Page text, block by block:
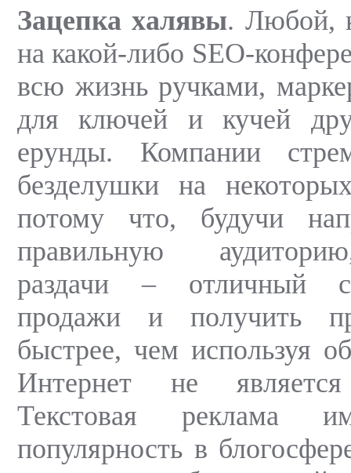
Зацепка халявы. Любой,
на какой-либо SEO-
всю жизнь ручками,
для ключей и кучей
ерунды. Компании
безделушки на
потому что, будучи
правильную
раздачи – отличный
продажи и получить
быстрее, чем используя
Интернет не
Текстовая реклама
популярность в